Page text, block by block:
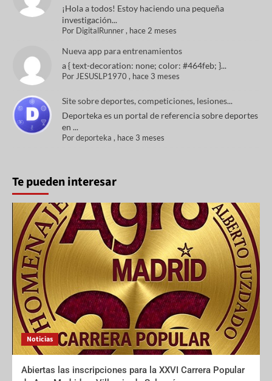
¡Hola a todos! Estoy haciendo una pequeña
investigación...
Por DigitalRunner, hace 2 meses
Nueva app para entrenamientos
a { text-decoration: none; color: #464feb; }...
PorJESUSLP1970 , hace 3 meses
Site sobre deportes, competiciones, lesiones...
Deporteka es un portal de referencia sobre deportes
en ...
Pordeporteka , hace 3 meses
Te pueden interesar
Noticias
Abiertas las inscripciones para la XXVI Carrera Popular